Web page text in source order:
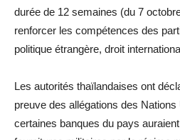
durée de 12 semaines (du 7
renforcer les compétences des
politique étrangère, droit
Les autorités thaïlandaises ont
preuve des allégations des
certaines banques du pays